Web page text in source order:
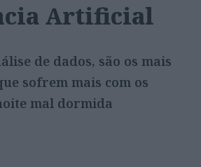
Artificial
de dados, são os mais
sofrem mais com os
mal dormida